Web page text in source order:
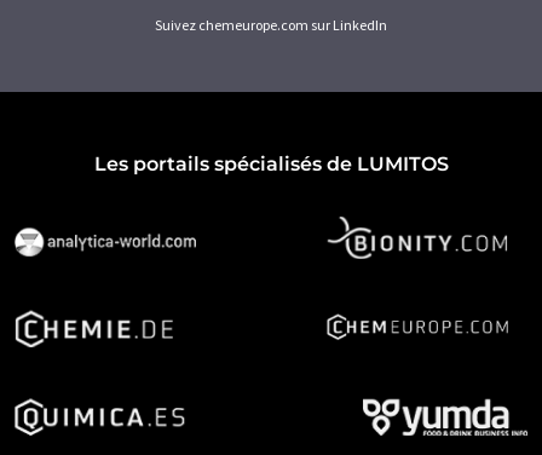
Suivez chemeurope.com sur LinkedIn
Les portails spécialisés de LUMITOS